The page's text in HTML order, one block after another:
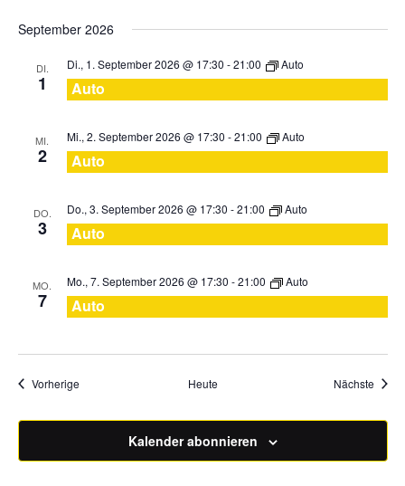
September 2026
DI.
1
Di., 1. September 2026 @ 17:30 -21:00 Auto
Auto
MI.
2
Mi., 2. September 2026 @ 17:30 -21:00 Auto
Auto
DO.
3
Do., 3. September 2026 @ 17:30 -21:00 Auto
Auto
MO.
7
Mo., 7. September 2026 @ 17:30 -21:00 Auto
Auto
VorherigeVeranstaltungen Heute Nächste
Kalender abonnieren